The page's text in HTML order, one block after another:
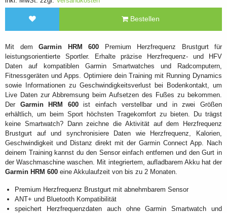
Bestellen
Mit dem Garmin HRM 600 Premium Herzfrequenz Brustgurt für
leistungsorientierte Sportler. Erhalte präzise Herzfrequenz- und HFV
Daten auf kompatiblen Garmin Smartwatches und Radcomputern,
Fitnessgeräten und Apps. Optimiere dein Training mit Running Dynamics
sowie Informationen zu Geschwindigkeitsverlust bei Bodenkontakt, um
Live Daten zur Abbremsung beim Aufsetzen des Fußes zu bekommen.
Der Garmin HRM 600ist einfach verstellbar und in zwei Größen
erhältlich, um beim Sport höchsten Tragekomfort zu bieten. Du trägst
keine Smartwatch? Dann zeichne die Aktivität auf dem Herzfrequenz
Brustgurt auf und synchronisiere Daten wie Herzfrequenz, Kalorien,
Geschwindigkeit und Distanz direkt mit der Garmin Connect App. Nach
deinem Training kannst du den Sensor einfach entfernen und den Gurt in
der Waschmaschine waschen. Mit integriertem, aufladbarem Akku hat der
Garmin HRM 600 eine Akkulaufzeit von bis zu 2 Monaten.
Premium Herzfrequenz Brustgurt mit abnehmbarem Sensor
ANT+ und Bluetooth Kompatibilität
speichert Herzfrequenzdaten auch ohne Garmin Smartwatch und